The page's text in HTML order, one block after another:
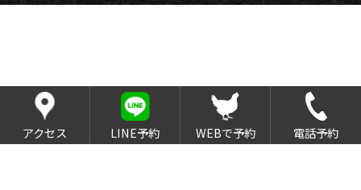
アクセス LINE予約 WEBで予約 電話予約